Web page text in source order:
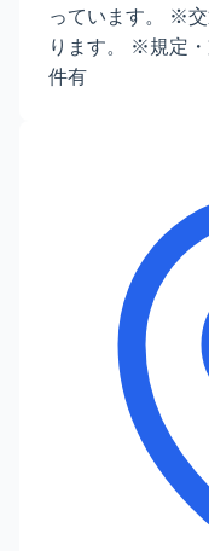
っています。 ※
ります。 ※規定
件有